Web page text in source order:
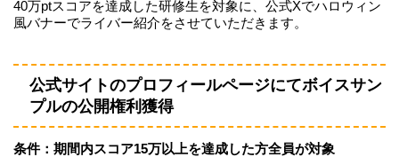
40万ptスコアを達成した研修生を対象に、公式Xでハロウィン
風バナーでライバー紹介をさせていただきます。
公式サイトのプロフィールページにてボイスサン
プルの公開権利獲得
条件：期間内スコア15万以上を達成した方全員が対象